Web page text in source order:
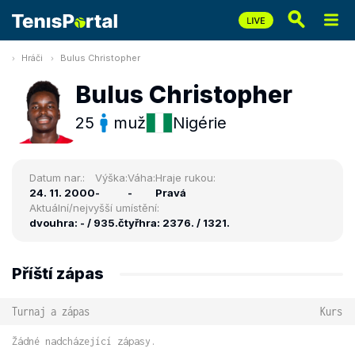
Hráči Bulus Christopher
Bulus Christopher
25 muž Nigérie
Datum nar.:
24. 11. 2000
Výška:
-
Váha:
-
Hraje rukou:
Pravá
Aktuální/nejvyšší umístění:
dvouhra: - / 935.čtyřhra: 2376. / 1321.
Příští zápas
Turnaj a zápas Kurs
Žádné nadcházející zápasy.